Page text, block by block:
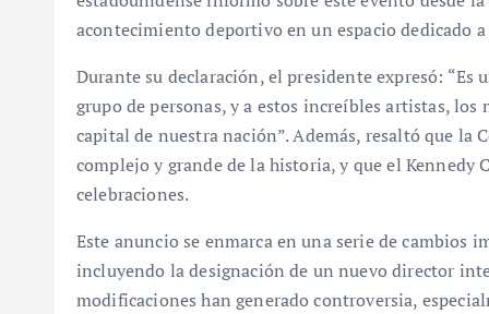
acontecimiento deportivo en un espacio dedicado
Durante su declaración, el presidente expresó:
grupo de personas, y a estos increíbles artistas,
capital de nuestra nación”. Además, resaltó que la
complejo y grande de la historia, y que el Kennedy
celebraciones.
Este anuncio se enmarca en una serie de cambios
incluyendo la designación de un nuevo director
modificaciones han generado controversia,